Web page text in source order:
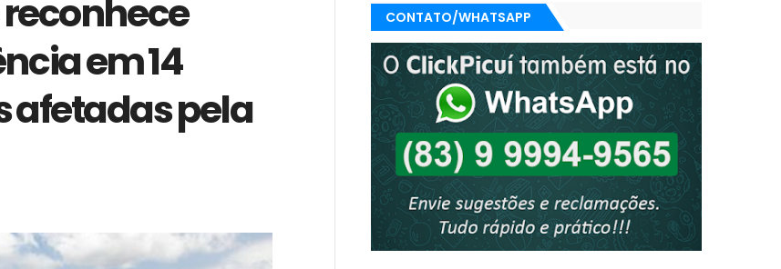
reconhece
em 14
afetadas pela
CONTATO/WHATSAPP